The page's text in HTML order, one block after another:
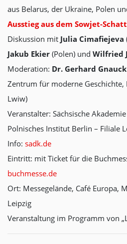
aus Belarus, der Ukraine, Polen
Ausstieg aus dem Sowjet-
Diskussion mit Julia Cimafiejeva
Jakub Ekier (Polen) und Wilfried
Moderation: Dr. Gerhard Gnauck
Zentrum für moderne Geschichte,
Lwiw)
Veranstalter: Sächsische
Polnisches Institut Berlin – Filiale
Info: sadk.de
Eintritt: mit Ticket für die
buchmesse.de
Ort: Messegelände, Café Europa,
Leipzig
Veranstaltung im Programm von